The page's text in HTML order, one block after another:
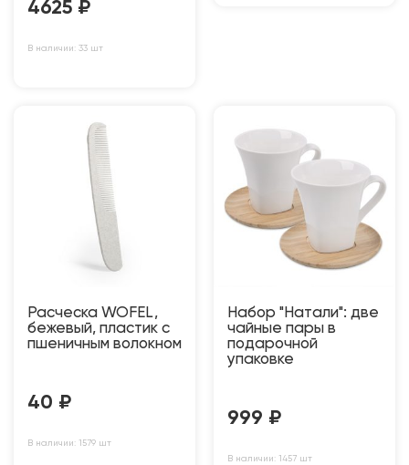
4625 ₽
В наличии: 33 шт
Расческа WOFEL,
бежевый, пластик с
пшеничным волокном
40 ₽
В наличии: 1579 шт
Набор "Натали": две
чайные пары в
подарочной
упаковке
999 ₽
В наличии: 1457 шт